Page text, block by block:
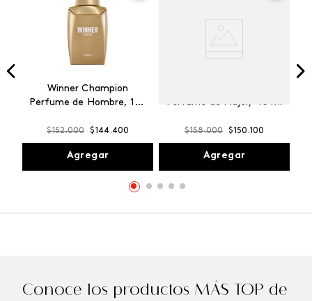
Winner Champion
Perfume de Hombre, 100
$152.000 $144 .400
Agregar
Perfume de Mujer, 45 ml
$158.000 $150 .100
Agregar
Conoce los productos MÁS TOP de